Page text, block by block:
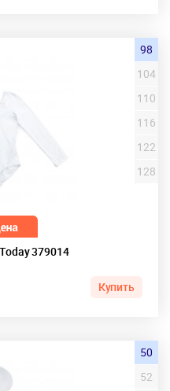
379014
98
104
110
116
122
128
Купить
50
52